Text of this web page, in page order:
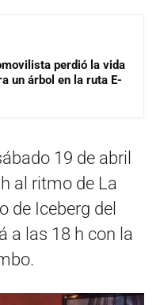
perdió la vida
un árbol en la ruta E-
19 de abril
al ritmo de La
de Iceberg del
a las 18 h con la